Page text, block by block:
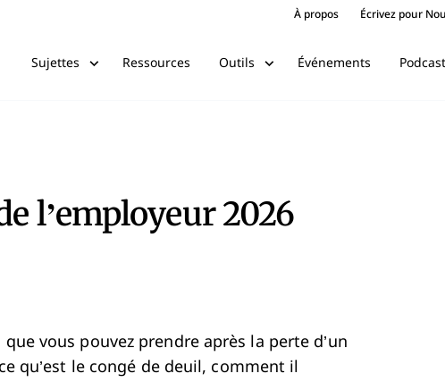
À propos Écrivez pour
Sujettes Ressources Outils Événements Podcast
l’employeur 2026
vous pouvez prendre après la perte d’un
qu’est le congé de deuil, comment il